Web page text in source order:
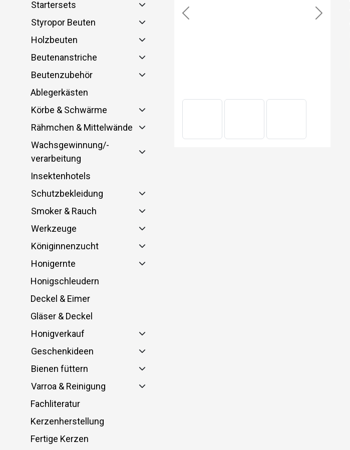
Startersets
Styropor Beuten
Holzbeuten
Beutenanstriche
Beutenzubehör
Ablegerkästen
Körbe & Schwärme
Rähmchen & Mittelwände
Wachsgewinnung/-
verarbeitung
Insektenhotels
Schutzbekleidung
Smoker & Rauch
Werkzeuge
Königinnenzucht
Honigernte
Honigschleudern
Deckel & Eimer
Gläser & Deckel
Honigverkauf
Geschenkideen
Bienen füttern
Varroa & Reinigung
Fachliteratur
Kerzenherstellung
Fertige Kerzen
Previous Next